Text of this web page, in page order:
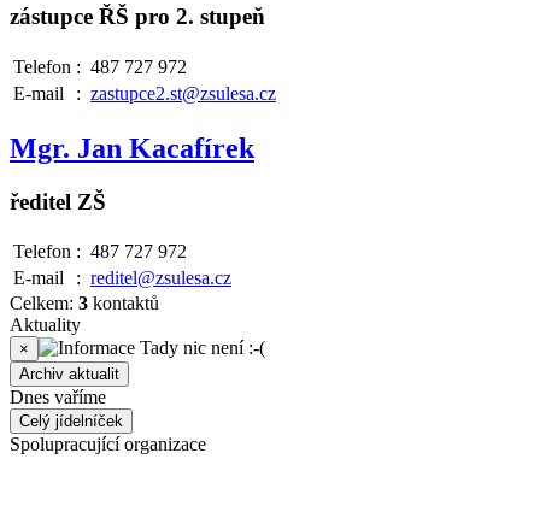
zástupce ŘŠ pro 2. stupeň
Telefon : 487 727 972
E-mail
: zastupce2.st@zsulesa.cz
Mgr. Jan Kacafírek
ředitel ZŠ
Telefon : 487 727 972
E-mail
: reditel@zsulesa.cz
Celkem: 3 kontaktů
Aktuality
× Tady nic není :-(
Archiv aktualit
Dnes vaříme
Celý jídelníček
Spolupracující organizace